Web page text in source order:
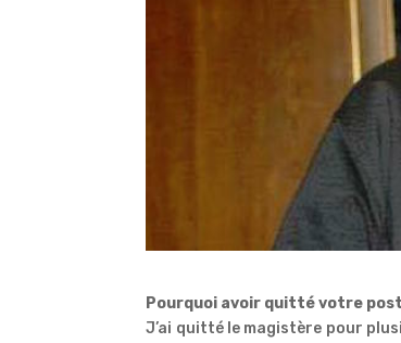
Pourquoi avoir quitté votre
J’ai quitté le magistère pour